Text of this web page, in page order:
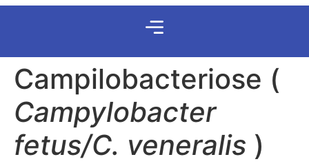
Campilobacteriose (
Campylobacter
fetus/C. veneralis )